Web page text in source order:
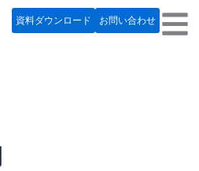
お問い合わせ
資料ダウンロード